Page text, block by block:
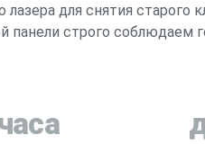
для снятия старого
панели строго соблюдаем